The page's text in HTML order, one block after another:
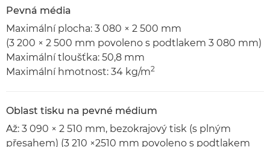
Pevná média
Maximální plocha: 3 080 × 2 500 mm
(3 200 × 2 500 mm povoleno s podtlakem 3 080 mm)
Maximální tloušťka: 50,8 mm
Maximální hmotnost: 34 kg/m2
Oblast tisku na pevné médium
Až: 3 090 × 2 510 mm, bezokrajový tisk (s plným
přesahem) (3 210 ×2510 mm povoleno s podtlakem